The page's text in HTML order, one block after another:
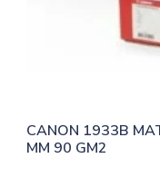
CANON 1933B
MM 90 GM2